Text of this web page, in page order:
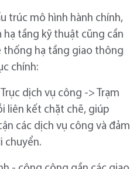
trúc mô hình hành chính,
tầng kỹ thuật cũng cần
thống hạ tầng giao thông
chính:
dịch vụ công -> Trạm
liên kết chặt chẽ, giúp
các dịch vụ công và đảm
chuyển.